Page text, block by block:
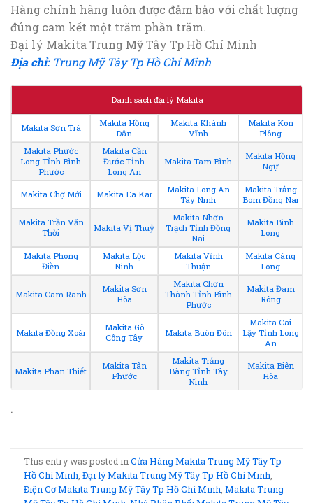
Hàng chính hãng luôn được đảm bảo với chất lượng
đúng cam kết một trăm phần trăm.
Đại lý Makita Trung Mỹ Tây Tp Hồ Chí Minh
Địa chỉ: Trung Mỹ Tây Tp Hồ Chí Minh
Danh sách đại lý Makita
Makita Sơn Trà
Makita Hồng
Dân
Makita Khánh
Vĩnh
Makita Kon
Plông
Makita Phước
Long Tỉnh Bình
Phước
Makita Cần
Đước Tỉnh
Long An
Makita Tam Bình
Makita Hồng
Ngự
Makita Chợ Mới Makita Ea Kar
Makita Long An
Tây Ninh
Makita Trảng
Bom Đồng Nai
Makita Trần Văn
Thời
Makita Vị Thuỷ
Makita Nhơn
Trạch Tỉnh Đồng
Nai
Makita Bình
Long
Makita Phong
Điền
Makita Lộc
Ninh
Makita Vĩnh
Thuận
Makita Càng
Long
Makita Cam Ranh
Makita Sơn
Hòa
Makita Chơn
Thành Tỉnh Bình
Phước
Makita Đam
Rông
Makita Đồng Xoài
Makita Gò
Công Tây
Makita Buôn Đôn
Makita Cai
Lậy Tỉnh Long
An
Makita Phan Thiết
Makita Tân
Phước
Makita Trảng
Bàng Tỉnh Tây
Ninh
Makita Biên
Hòa
.
This entry was posted inCửa Hàng Makita Trung Mỹ Tây Tp
Hồ Chí Minh ,Đại lý Makita Trung Mỹ Tây Tp Hồ Chí Minh
Điện Cơ Makita Trung Mỹ Tây Tp Hồ Chí Minh ,Makita Trung